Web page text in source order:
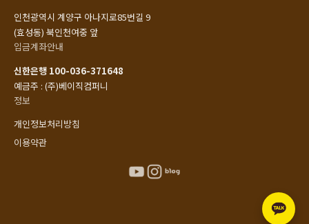
인천광역시 계양구 아나지로85번길 9
(효성동) 북인천여중 앞
입금계좌안내
신한은행 100-036-371648
예금주 : (주)베이직컴퍼니
정보
개인정보처리방침
이용약관